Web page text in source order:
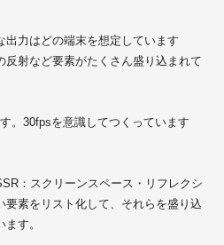
出力はどの端末を想定しています
射など要素がたくさん盛り込まれて
。30fpsを意識してつくっています
：スクリーンスペース・リフレクシ
要素をリスト化して、それらを盛り込
す。